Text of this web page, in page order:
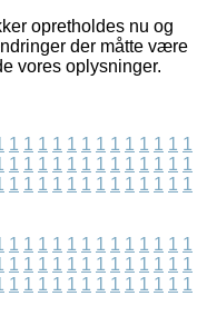
opretholdes nu og
der måtte være
vores oplysninger.
1 1 1 1 1 1 1 1 1 1 1 1 1
1 1 1 1 1 1 1 1 1 1 1 1 1
1 1 1 1 1 1 1 1 1 1 1 1 1
1 1 1 1 1 1 1 1 1 1 1 1 1
1 1 1 1 1 1 1 1 1 1 1 1 1
1 1 1 1 1 1 1 1 1 1 1 1 1